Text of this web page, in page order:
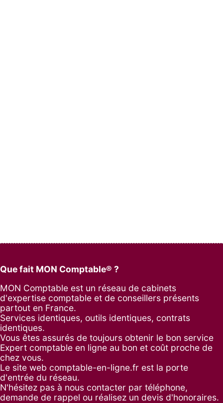
Que fait MON Comptable® ?
MON Comptable est un réseau de cabinets
d'expertise comptable et de conseillers présents
partout en France.
Services identiques, outils identiques, contrats
identiques.
Vous êtes assurés de toujours obtenir le bon service
Expert comptable en ligne au bon et coût proche de
chez vous.
Le site web comptable-en-ligne.fr est la porte
d'entrée du réseau.
N'hésitez pas à nous contacter par téléphone,
demande de rappel ou réalisez un devis d'honoraires.